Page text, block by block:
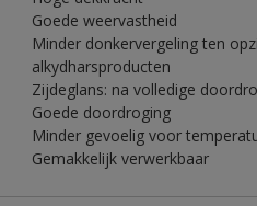
Goede weervastheid
Minder donkervergeling ten
alkydharsproducten
Zijdeglans: na volledige
Goede doordroging
Minder gevoelig voor
Gemakkelijk verwerkbaar